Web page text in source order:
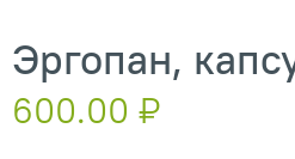
Эргопан,
600.00 ₽